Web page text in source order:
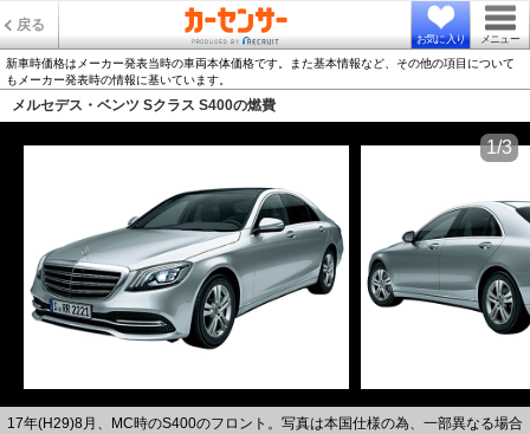
戻る
お気に入り メニュー
新車時価格はメーカー発表当時の車両本体価格です。また基本情報など、その他の項目について
もメーカー発表時の情報に基いています。
メルセデス・ベンツ Sクラス S400の燃費
17年(H29)8月、MC時のS400のフロント。写真は本国仕様の為、一部異なる場合
1/3